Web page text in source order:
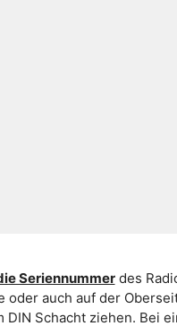
Seriennummerdes
auch auf der
Schacht ziehen. Bei